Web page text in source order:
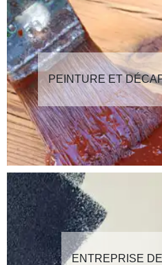
PEINTURE ET
ENTREPRISE